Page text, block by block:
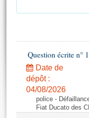
Projets de loi
Propositions de loi
Amendements
Textes adoptés
Documents de
( Constitution |
Histoire
Juniors
Anciennes
Contacts et plan
Photos libres de
Question écrite n°
Date de
dépôt :
04/08/2026
police -
Fiat Ducato des